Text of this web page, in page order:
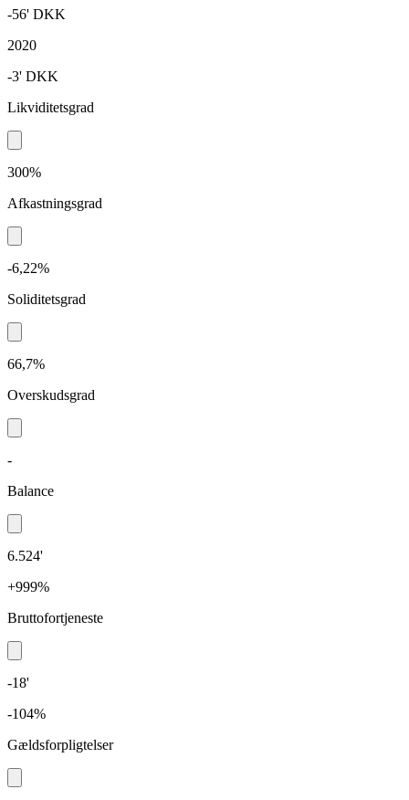
-56' DKK
2020
-3' DKK
Likviditetsgrad
300%
Afkastningsgrad
-6,22%
Soliditetsgrad
66,7%
Overskudsgrad
-
Balance
6.524'
+999%
Bruttofortjeneste
-18'
-104%
Gældsforpligtelser